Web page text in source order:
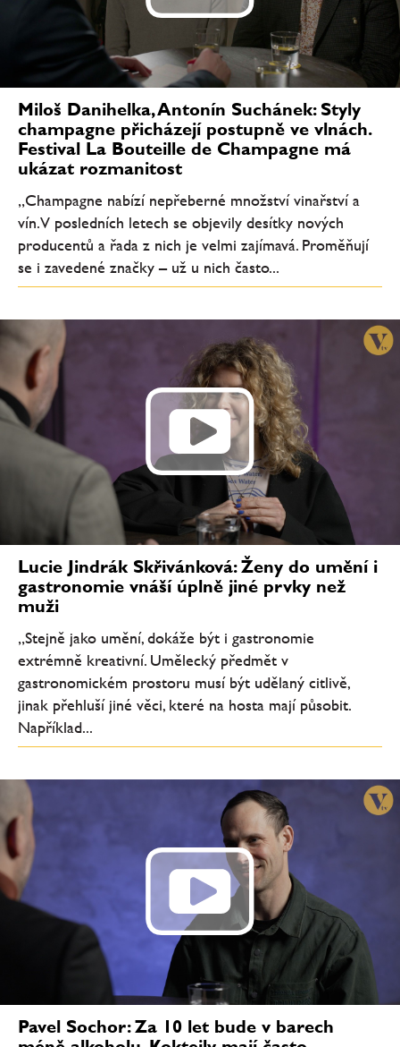
Miloš Danihelka, Antonín Suchánek: Styly
champagne přicházejí postupně ve vlnách.
Festival La Bouteille de Champagne má
ukázat rozmanitost
„Champagne nabízí nepřeberné množství vinařství a
vín. V posledních letech se objevily desítky nových
producentů a řada z nich je velmi zajímavá. Proměňují
se i zavedené značky – už u nich často...
Lucie Jindrák Skřivánková: Ženy do umění i
gastronomie vnáší úplně jiné prvky než
muži
„Stejně jako umění, dokáže být i gastronomie
extrémně kreativní. Umělecký předmět v
gastronomickém prostoru musí být udělaný citlivě,
jinak přehluší jiné věci, které na hosta mají působit.
Například...
Pavel Sochor: Za 10 let bude v barech